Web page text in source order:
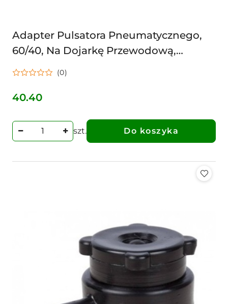
Adapter Pulsatora Pneumatycznego,
60/40, Na Dojarkę Przewodową,
Uniwersalny
(0)
Cena:
40.40
szt. Do koszyka